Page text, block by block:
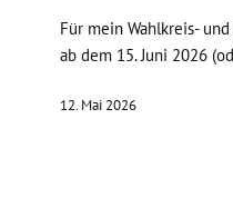
Für mein Wahlkreis-
ab dem 15. Juni 2026
12. Mai 2026